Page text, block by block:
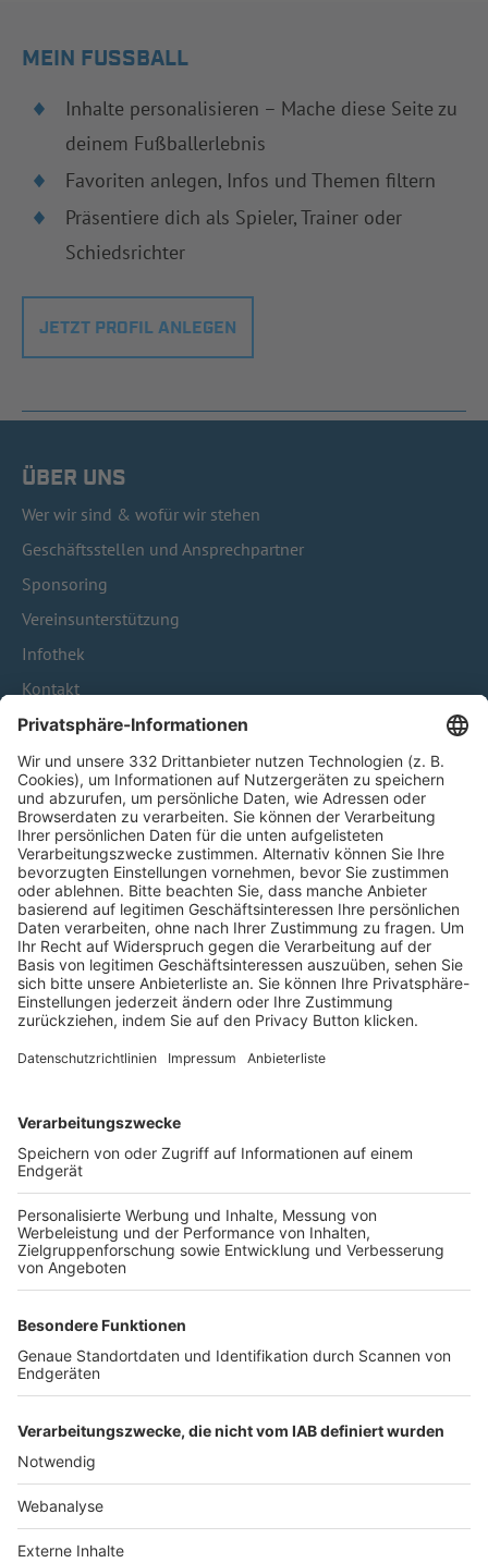
MEIN FUSSBALL
Inhalte personalisieren – Mache diese Seite zu
deinem Fußballerlebnis
Favoriten anlegen, Infos und Themen filtern
Präsentiere dich als Spieler, Trainer oder
Schiedsrichter
JETZT PROFIL ANLEGEN
ÜBER UNS
Wer wir sind & wofür wir stehen
Geschäftsstellen und Ansprechpartner
Sponsoring
Vereinsunterstützung
Infothek
Kontakt
HÄUFIG BESUCHTE SEITEN
Pässe und Vereinswechsel
Trainerausbildung
Schulungsangebot Vereinsmitarbeiter
BFV-Geschäftsstellen
Trainerbörse
Login SpielPlus
FOLGE DEM BFV
TOP-VEREINE
TOP-PARTNER
Nutzungsbedingungen Datenschutz Impressum